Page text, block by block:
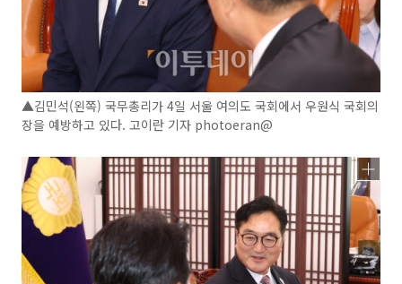
▲김민석(왼쪽) 국무총리가 4일 서울 여의도 국회에서 우원식 국회의
장을 예방하고 있다. 고이란 기자 photoeran@